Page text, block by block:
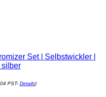
Set | Selbstwickler |
silber
PST- Details)